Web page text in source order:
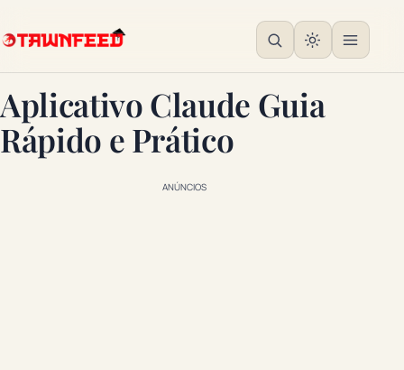
Aplicativo Claude Guia
Rápido e Prático
ANÚNCIOS